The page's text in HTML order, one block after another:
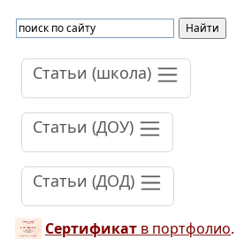
Статьи (школа)
Статьи (ДОУ)
Статьи (ДОД)
Сертификат в портфолио.